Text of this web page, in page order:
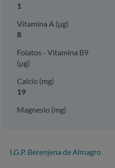
1
Vitamina A (µg)
8
Folatos - Vitamina B9
(µg)
Calcio (mg)
19
Magnesio (mg)
I.G.P. Berenjena de Almagro